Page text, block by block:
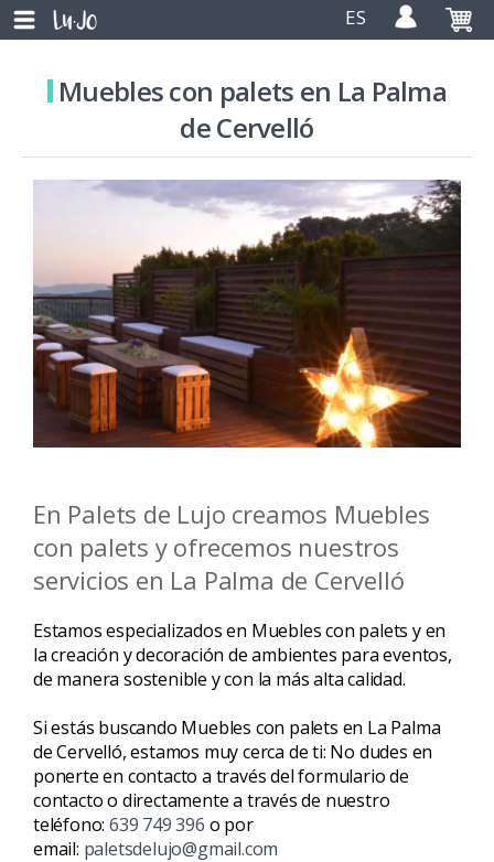
ES
Muebles con palets en La Palma
de Cervelló
En Palets de Lujo creamos Muebles
con palets y ofrecemos nuestros
servicios en La Palma de Cervelló
Estamos especializados en Muebles con palets y en
la creación y decoración de ambientes para eventos,
de manera sostenible y con la más alta calidad.
Si estás buscando Muebles con palets en La Palma
de Cervelló, estamos muy cerca de ti: No dudes en
ponerte en contacto a través del formulario de
contacto o directamente a través de nuestro
teléfono: 639 749 396 o por
email: paletsdelujo@gmail.com